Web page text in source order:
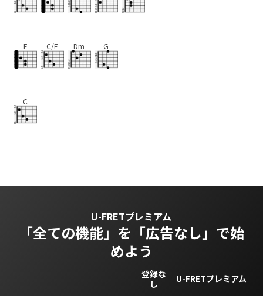
F C/E Dm G
C
U-FRETプレミアム
「全ての機能」を 「広告なし」で始
めよう
登録な
し
U-FRETプレミアム